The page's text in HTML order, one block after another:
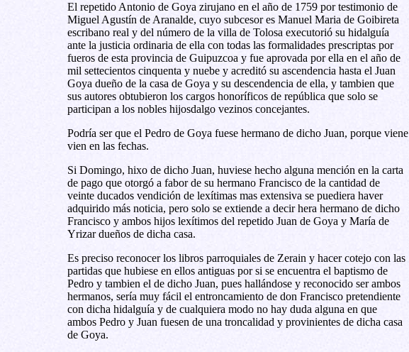
El repetido Antonio de Goya zirujano en el año de 1759 por testimonio de
Miguel Agustín de Aranalde, cuyo subcesor es Manuel Maria de Goibireta
escribano real y del número de la villa de Tolosa executorió su hidalguía
ante la justicia ordinaria de ella con todas las formalidades prescriptas por
fueros de esta provincia de Guipuzcoa y fue aprovada por ella en el año de
mil settecientos cinquenta y nuebe y acreditó su ascendencia hasta el Juan
Goya dueño de la casa de Goya y su descendencia de ella, y tambien que
sus autores obtubieron los cargos honoríficos de república que solo se
participan a los nobles hijosdalgo vezinos concejantes.
Podría ser que el Pedro de Goya fuese hermano de dicho Juan, porque viene
vien en las fechas.
Si Domingo, hixo de dicho Juan, huviese hecho alguna mención en la carta
de pago que otorgó a fabor de su hermano Francisco de la cantidad de
veinte ducados vendición de lexítimas mas extensiva se puediera haver
adquirido más noticia, pero solo se extiende a decir hera hermano de dicho
Francisco y ambos hijos lexítimos del repetido Juan de Goya y María de
Yrizar dueños de dicha casa.
Es preciso reconocer los libros parroquiales de Zerain y hacer cotejo con las
partidas que hubiese en ellos antiguas por si se encuentra el baptismo de
Pedro y tambien el de dicho Juan, pues hallándose y reconocido ser ambos
hermanos, sería muy fácil el entroncamiento de don Francisco pretendiente
con dicha hidalguía y de cualquiera modo no hay duda alguna en que
ambos Pedro y Juan fuesen de una troncalidad y provinientes de dicha casa
de Goya.